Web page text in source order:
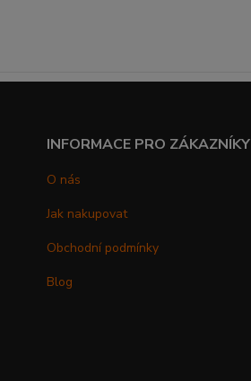
INFORMACE PRO ZÁKAZNÍKY
O nás
Jak nakupovat
Obchodní podmínky
Blog